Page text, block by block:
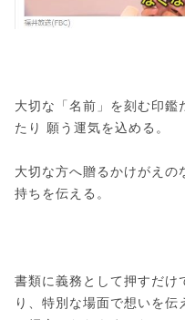
大切な「名前」を刻む印鑑
たり 願う運気を込める。
大切な方へ贈るかけがえの
持ちを伝える。
書類に義務として押すだけ
り、特別な場面で想いを